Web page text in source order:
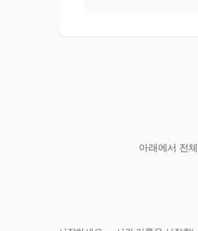
아래에서 전